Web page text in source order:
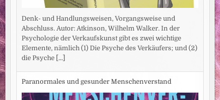
Denk- und Handlungsweisen, Vorgangsweise und
Abschluss. Autor: Atkinson, Wilhelm Walker. In der
Psychologie der Verkaufskunst gibt es zwei wichtige
Elemente, nämlich (1) Die Psyche des Verkäufers; und (2)
die Psyche [...]
Paranormales und gesunder Menschenverstand